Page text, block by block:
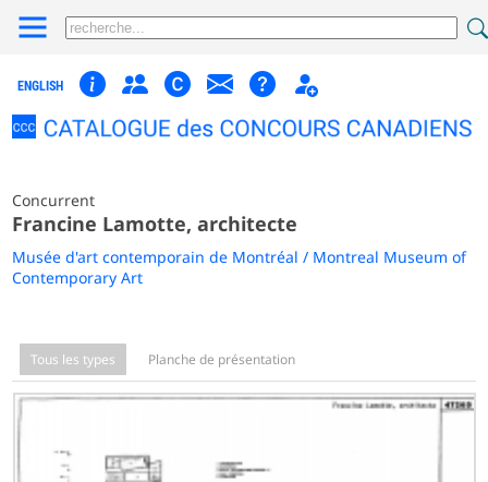
ENGLISH
Concurrent
Francine Lamotte, architecte
Musée d'art contemporain de Montréal / Montreal Museum of
Contemporary Art
Tous les types Planche de présentation